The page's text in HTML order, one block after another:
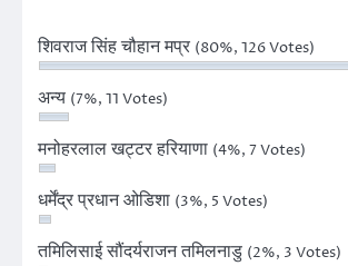
शिवराज सिंह चौहान मप्र (80%, 126 Votes)
अन्य (7%, 11 Votes)
मनोहरलाल खट्टर हरियाणा (4%, 7 Votes)
धर्मेंद्र प्रधान ओडिशा (3%, 5 Votes)
तमिलिसाई सौंदर्यराजन तमिलनाडु (2%, 3 Votes)